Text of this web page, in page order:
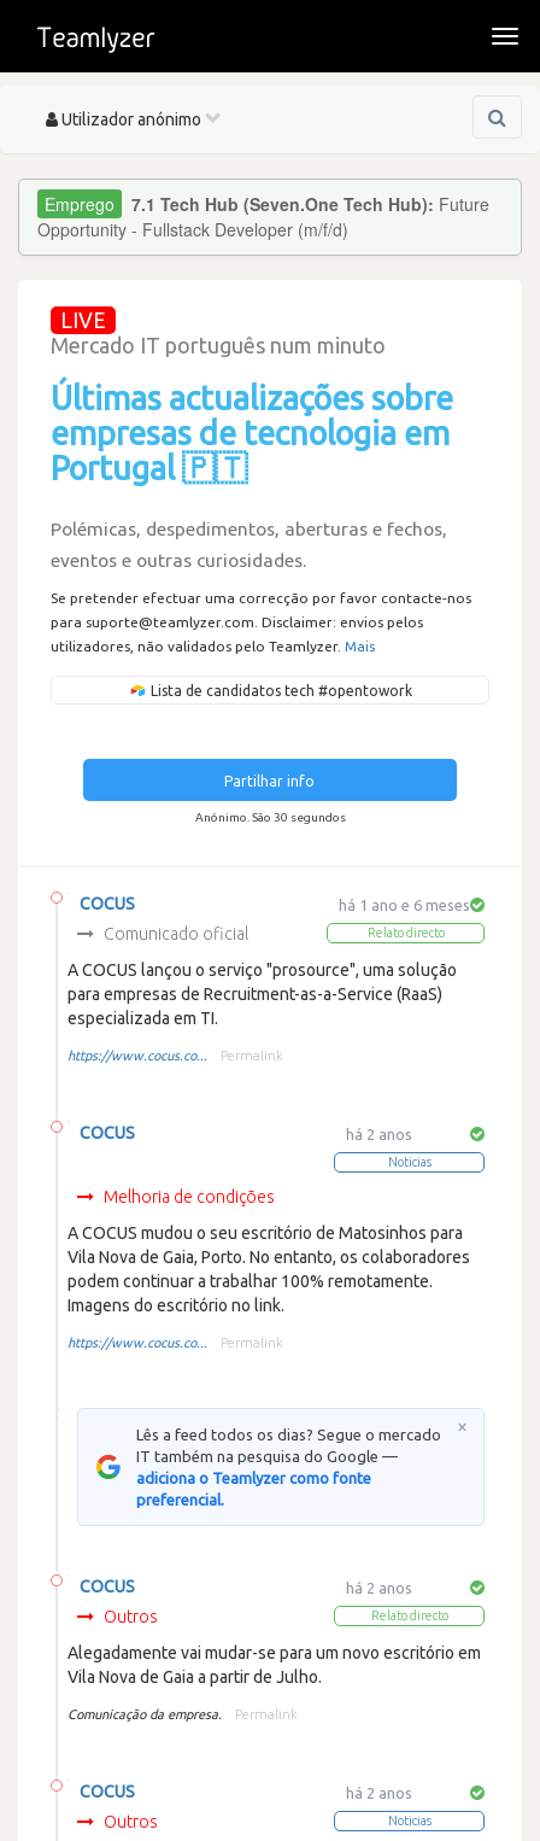
Toggle
Utilizador anónimo
7.1 Tech Hub (Seven.One Tech Hub): Future
Opportunity - Fullstack Developer (m/f/d)
LIVE
Mercado IT português num minuto
Últimas actualizações sobre
empresas de tecnologia em
Portugal 🇵🇹
Polémicas, despedimentos, aberturas e fechos,
eventos e outras curiosidades.
Se pretender efectuar uma correcção por favor contacte-nos
para suporte@teamlyzer.com. Disclaimer: envios pelos
utilizadores, não validados pelo Teamlyzer. Mais
Lista de candidatos tech #opentowork
Partilhar info
Anónimo. São 30 segundos
há 1 ano e 6 meses
Relato directo
COCUS
Comunicado oficial
A COCUS lançou o serviço "prosource", uma solução
para empresas de Recruitment-as-a-Service (RaaS)
especializada em TI.
https://www.cocus.co... Permalink
há 2 anos
Noticias
COCUS
Melhoria de condições
A COCUS mudou o seu escritório de Matosinhos para
Vila Nova de Gaia, Porto. No entanto, os colaboradores
podem continuar a trabalhar 100% remotamente.
Imagens do escritório no link.
https://www.cocus.co... Permalink
Lês a feed todos os dias? Segue o mercado
IT também na pesquisa do Google —
adiciona o Teamlyzer como fonte
preferencial.
×
há 2 anos
Relato directo
COCUS
Outros
Alegadamente vai mudar-se para um novo escritório em
Vila Nova de Gaia a partir de Julho.
Comunicação da empresa. Permalink
há 2 anos
Noticias
COCUS
Outros